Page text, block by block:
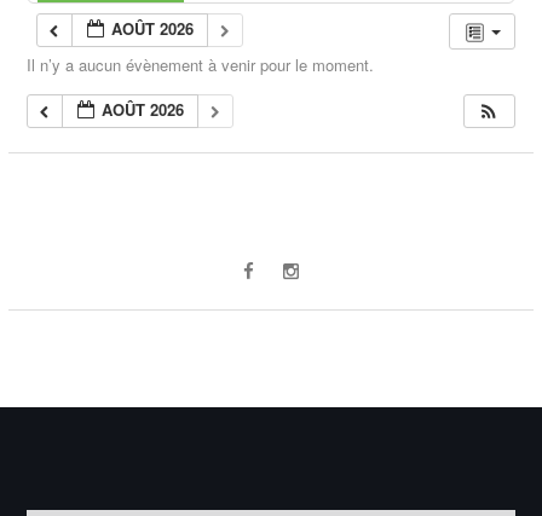
AOÛT 2026
Il n’y a aucun évènement à venir pour le moment.
AOÛT 2026